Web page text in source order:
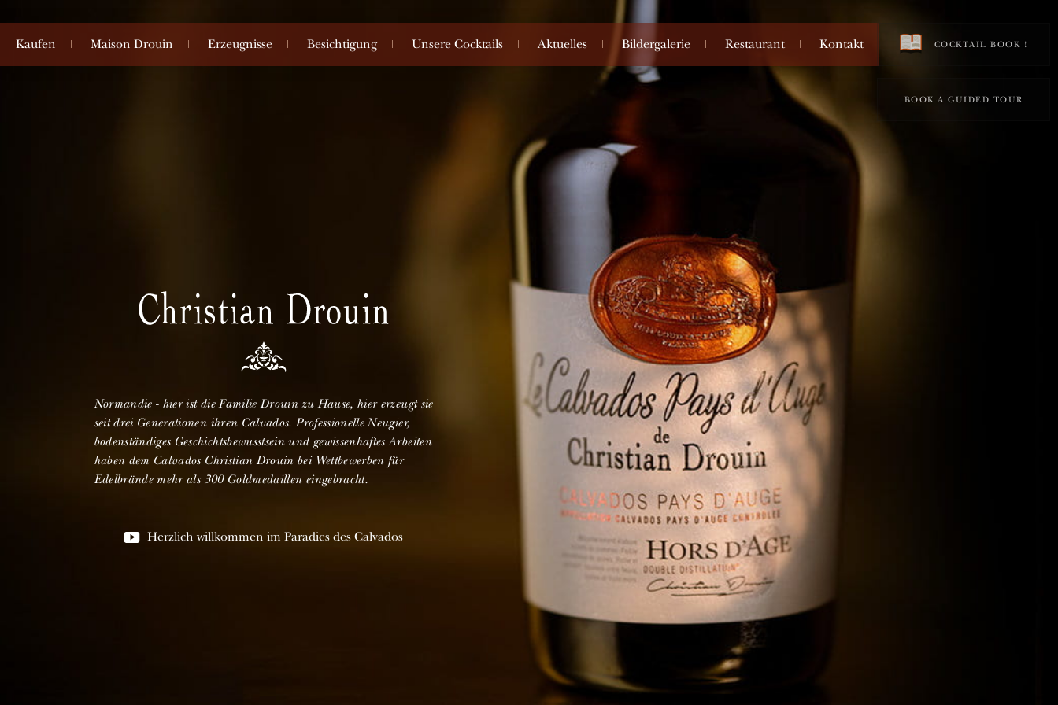
Kaufen Maison Drouin Erzeugnisse Besichtigung Unsere Cocktails Aktuelles Bildergalerie Restaurant Kontakt COCKTAIL BOOK !
BOOK A GUIDED TOUR
Normandie - hier ist die Familie Drouin zu Hause, hier erzeugt sie
seit drei Generationen ihren Calvados. Professionelle Neugier,
bodenständiges Geschichtsbewusstsein und gewissenhaftes Arbeiten
haben dem Calvados Christian Drouin bei Wettbewerben für
Edelbrände mehr als 300 Goldmedaillen eingebracht.
Herzlich willkommen im Paradies des Calvados